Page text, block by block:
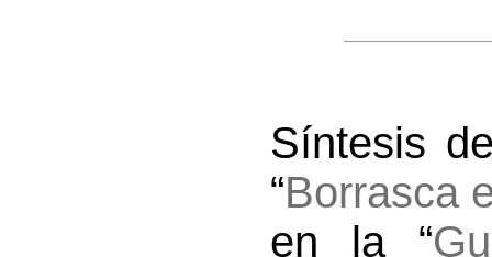
Síntesis
“Borrasca
en la “